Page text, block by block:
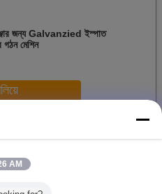
জন্য Galvanzied ইস্পাত
গঠন মেশিন
AM